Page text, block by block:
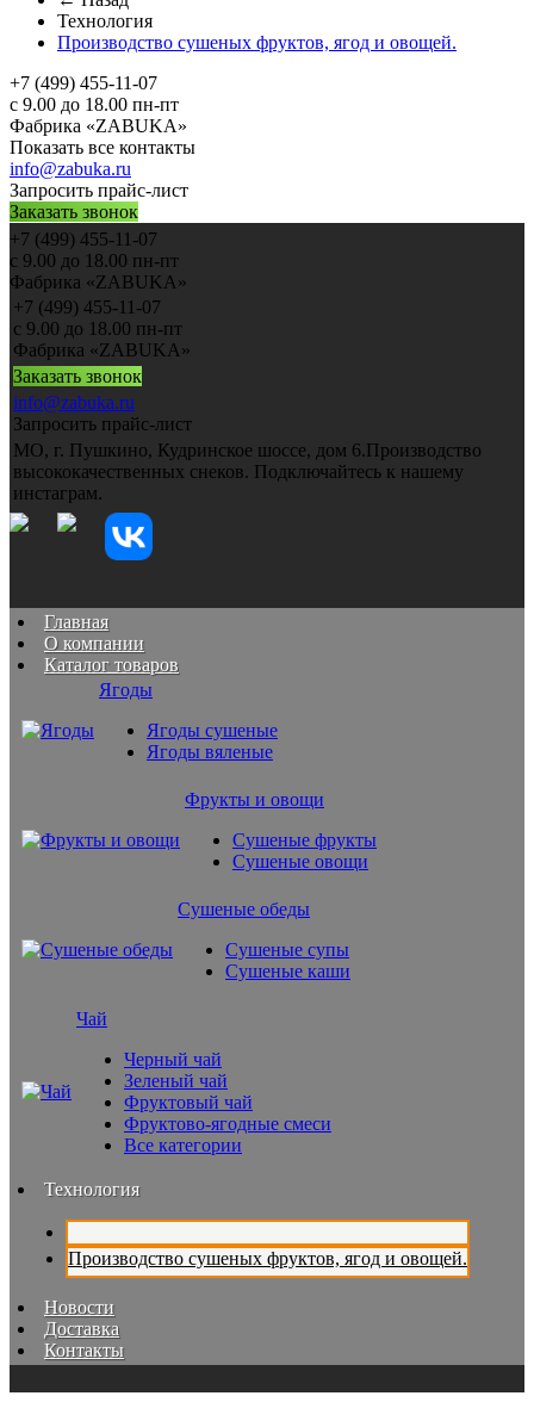
Технология
Производство сушеных фруктов, ягод и овощей.
+7 (499) 455-11-07
с 9.00 до 18.00 пн-пт
Фабрика «ZABUKA»
Показать все контакты
info@zabuka.ru
Запросить прайс-лист
Заказать звонок
+7 (499) 455-11-07
с 9.00 до 18.00 пн-пт
Фабрика «ZABUKA»
+7 (499) 455-11-07
с 9.00 до 18.00 пн-пт
Фабрика «ZABUKA»
Заказать звонок
info@zabuka.ru
Запросить прайс-лист
МО, г. Пушкино, Кудринское шоссе, дом 6.Производство
высококачественных снеков. Подключайтесь к нашему
инстаграм.
Главная
О компании
Каталог товаров
Ягоды
Ягоды сушеные
Ягоды вяленые
Фрукты и овощи
Сушеные фрукты
Сушеные овощи
Сушеные обеды
Сушеные супы
Сушеные каши
Чай
Черный чай
Зеленый чай
Фруктовый чай
Фруктово-ягодные смеси
Все категории
Технология
Производство сушеных фруктов, ягод и овощей.
Новости
Доставка
Контакты